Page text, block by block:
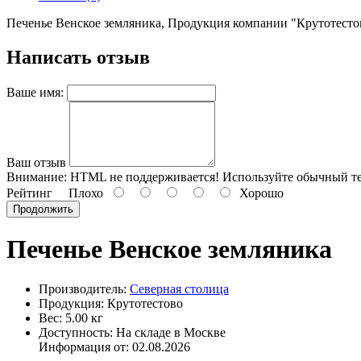
Печенье Венское земляника, Продукция компании
Написать отзыв
Ваше имя:
Ваш отзыв
Внимание: HTML не поддерживается! Используйте обычный
Рейтинг Плохо Хорошо
Продолжить
Печенье Венское земляника
Производитель: Северная столица
Продукция: Крутотестово
Вес: 5.00 кг
Доступность: На складе в Москве
Информация от: 02.08.2026